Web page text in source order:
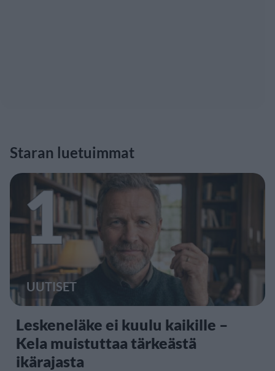
Staran luetuimmat
1
UUTISET
Leskeneläke ei kuulu kaikille –
Kela muistuttaa tärkeästä
ikärajasta